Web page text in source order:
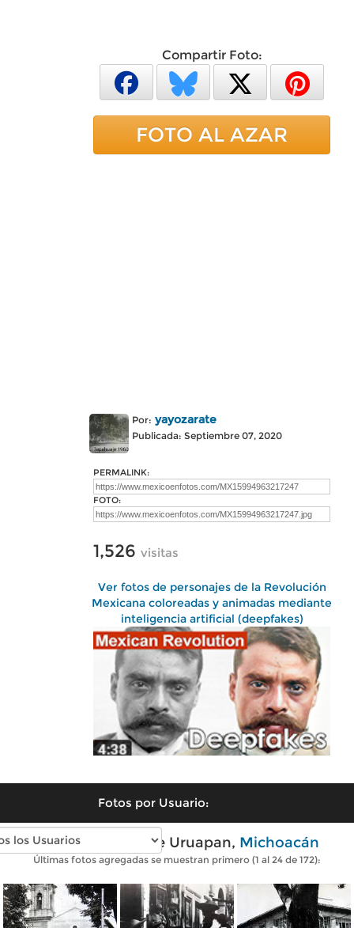
Compartir Foto:
FOTO AL AZAR
Por: yayozarate
Publicada: Septiembre 07, 2020
PERMALINK:
FOTO:
1,526 visitas
Ver fotos de personajes de la Revolución
Mexicana coloreadas y animadas mediante
inteligencia artificial (deepfakes)
Fotos por Usuario:
Fotos antiguas de Uruapan, Michoacán
Últimas fotos agregadas se muestran primero (1 al 24 de 172):